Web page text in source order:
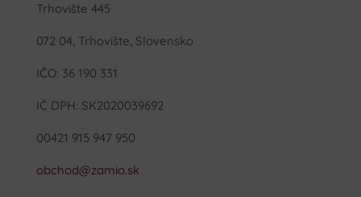
Trhovište 445
072 04, Trhovište, Slovensko
IČO: 36 190 331
IČ DPH: SK2020039692
00421 915 947 950
obchod@zamio.sk